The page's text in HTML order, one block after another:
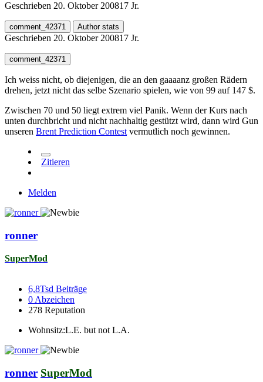
Geschrieben 20. Oktober 200817 Jr.
comment_42371 Author stats
Geschrieben 20. Oktober 200817 Jr.
comment_42371
Ich weiss nicht, ob diejenigen, die an den gaaaanz großen Rädern
drehen, jetzt nicht das selbe Szenario spielen, wie von 99 auf 147 $.
Zwischen 70 und 50 liegt extrem viel Panik. Wenn der Kurs nach
unten durchbricht und nicht nachhaltig gestützt wird, dann wird Gun
unseren Brent Prediction Contestvermutlich noch gewinnen.
Zitieren
Melden
ronner
SuperMod
6,8Tsd Beiträge
0 Abzeichen
278 Reputation
Wohnsitz:L.E. but not L.A.
ronner SuperMod